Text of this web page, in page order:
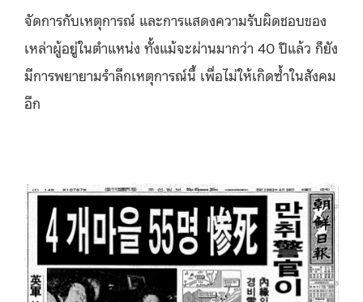
จัดการกับเหตุการณ์ และการแสดงความรับผิดชอบของ
เหล่าผู้อยู่ในตำแหน่ง ทั้งแม้จะผ่านมากว่า 40 ปีแล้ว ก็ยัง
มีการพยายามรำลึกเหตุการณ์นี้ เพื่อไม่ให้เกิดซ้ำในสังคม
อีก